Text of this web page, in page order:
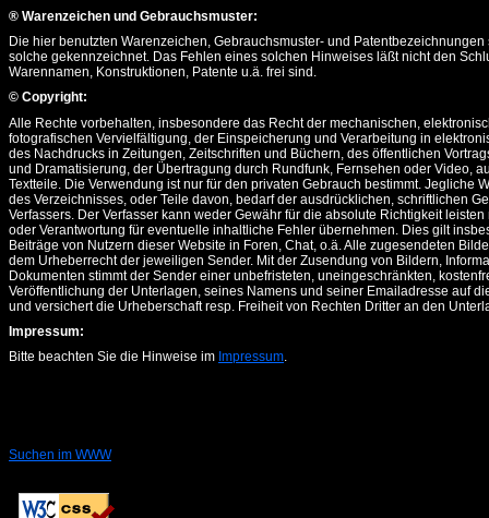
® Warenzeichen und Gebrauchsmuster:
Die hier benutzten Warenzeichen, Gebrauchsmuster- und Patentbezeichnungen
solche gekennzeichnet. Das Fehlen eines solchen Hinweises läßt nicht den
Warennamen, Konstruktionen, Patente u.ä. frei sind.
© Copyright:
Alle Rechte vorbehalten, insbesondere das Recht der mechanischen,
fotografischen Vervielfältigung, der Einspeicherung und Verarbeitung in
des Nachdrucks in Zeitungen, Zeitschriften und Büchern, des öffentlichen
und Dramatisierung, der Übertragung durch Rundfunk, Fernsehen oder Video,
Textteile. Die Verwendung ist nur für den privaten Gebrauch bestimmt. Jegliche
des Verzeichnisses, oder Teile davon, bedarf der ausdrücklichen, schriftlichen
Verfassers. Der Verfasser kann weder Gewähr für die absolute Richtigkeit
oder Verantwortung für eventuelle inhaltliche Fehler übernehmen. Dies gilt
Beiträge von Nutzern dieser Website in Foren, Chat, o.ä. Alle zugesendeten
dem Urheberrecht der jeweiligen Sender. Mit der Zusendung von Bildern,
Dokumenten stimmt der Sender einer unbefristeten, uneingeschränkten,
Veröffentlichung der Unterlagen, seines Namens und seiner Emailadresse auf
und versichert die Urheberschaft resp. Freiheit von Rechten Dritter an den
Impressum:
Bitte beachten Sie die Hinweise im Impressum.
Suchen im WWW